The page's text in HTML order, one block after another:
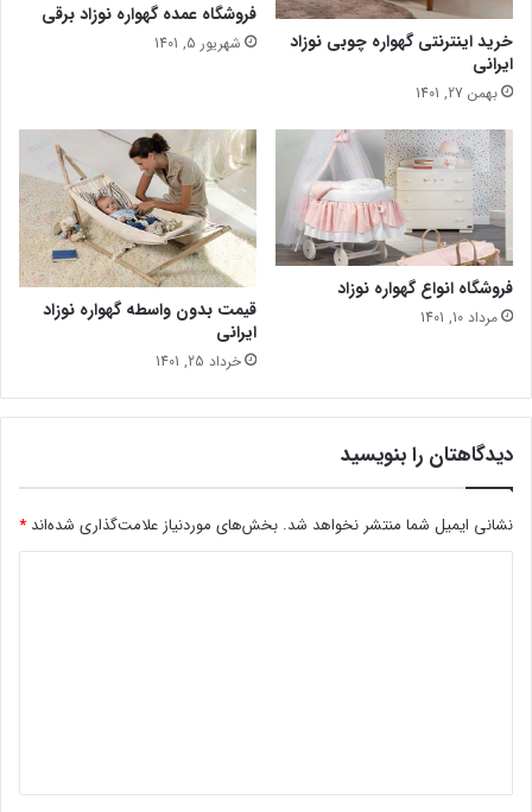
خرید اینترنتی گهواره چوبی نوزاد
ایرانی
بهمن 27, 1401
فروشگاه عمده گهواره نوزاد برقی
شهریور 5, 1401
فروشگاه انواع گهواره نوزاد
مرداد 10, 1401
قیمت بدون واسطه گهواره نوزاد
ایرانی
خرداد 25, 1401
دیدگاهتان را بنویسید
نشانی ایمیل شما منتشر نخواهد شد. بخش‌های موردنیاز علامت‌گذاری شده‌اند *